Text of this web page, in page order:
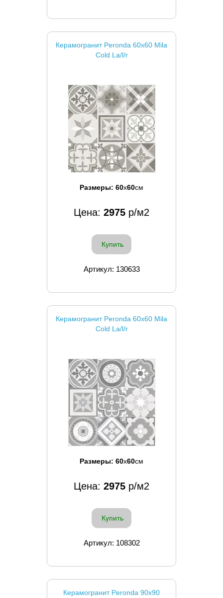
Керамогранит Peronda 60x60 Mila
Cold La/l/r
Размеры: 60x60см
Цена: 2975 р/м2
Купить
Артикул: 130633
Керамогранит Peronda 60x60 Mila
Cold La/l/r
Размеры: 60x60см
Цена: 2975 р/м2
Купить
Артикул: 108302
Керамогранит Peronda 90x90